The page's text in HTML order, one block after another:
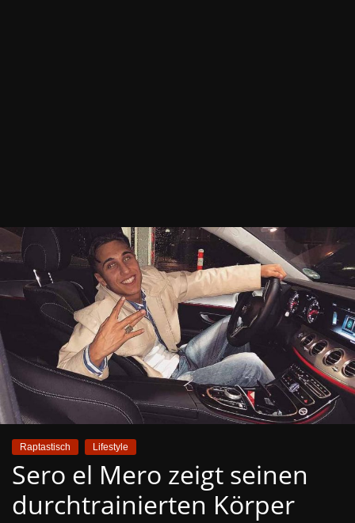
Raptastisch Lifestyle
Sero el Mero zeigt seinen
durchtrainierten Körper